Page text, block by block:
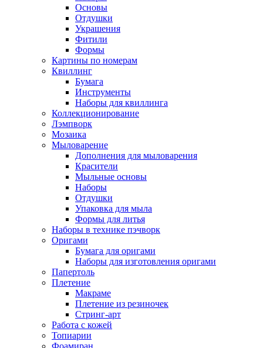
Основы
Отдушки
Украшения
Фитили
Формы
Картины по номерам
Квиллинг
Бумага
Инструменты
Наборы для квиллинга
Коллекционирование
Лэмпворк
Мозаика
Мыловарение
Дополнения для мыловарения
Красители
Мыльные основы
Наборы
Отдушки
Упаковка для мыла
Формы для литья
Наборы в технике пэчворк
Оригами
Бумага для оригами
Наборы для изготовления оригами
Папертоль
Плетение
Макраме
Плетение из резиночек
Стринг-арт
Работа с кожей
Топиарии
Фоамиран